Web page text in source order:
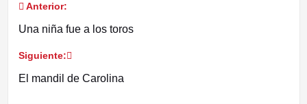
Navegación
entradas
Anterior:
Una niña fue a los toros
Siguiente:
El mandil de Carolina